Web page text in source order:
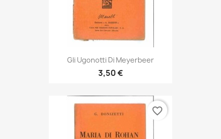
Gli Ugonotti Di Meyerbeer
3,50 €
favorite_border